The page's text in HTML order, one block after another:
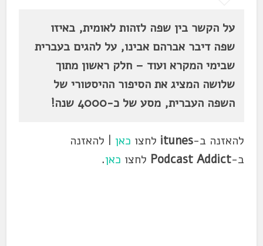
על הקשר בין שפה לזהות לאומית, באיזו
שפה דיבר אברהם אבינו, על להגים בעברית
שבימי המקרא ועוד – חלק ראשון מתוך
שלושה המציג את הסיפור ההיסטורי של
השפה העברית, מסע של כ-4000 שנה!
להאזנה ב-itunes לחצו כאן | להאזנה
ב-Podcast Addict לחצו כאן.